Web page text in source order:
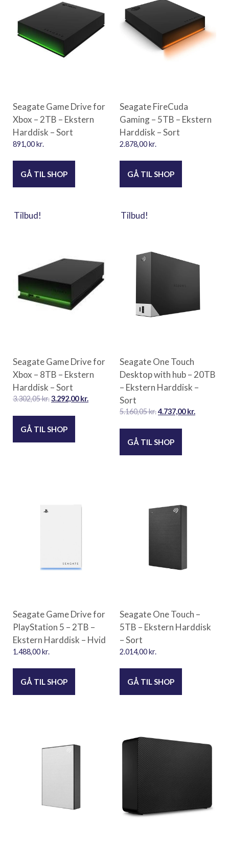
Seagate Game Drive for
Xbox – 2TB – Ekstern
Harddisk – Sort
891,00kr.
GÅ TIL SHOP
Seagate FireCuda
Gaming – 5TB – Ekstern
Harddisk – Sort
2.878,00kr.
GÅ TIL SHOP
Tilbud!
Seagate Game Drive for
Xbox – 8TB – Ekstern
Harddisk – Sort
3.302,05kr.3.292,00kr.
GÅ TIL SHOP
Tilbud!
Seagate One Touch
Desktop with hub – 20TB
– Ekstern Harddisk –
Sort
5.160,05kr.4.737,00kr.
GÅ TIL SHOP
Seagate Game Drive for
PlayStation 5 – 2TB –
Ekstern Harddisk – Hvid
1.488,00kr.
GÅ TIL SHOP
Seagate One Touch –
5TB – Ekstern Harddisk
– Sort
2.014,00kr.
GÅ TIL SHOP